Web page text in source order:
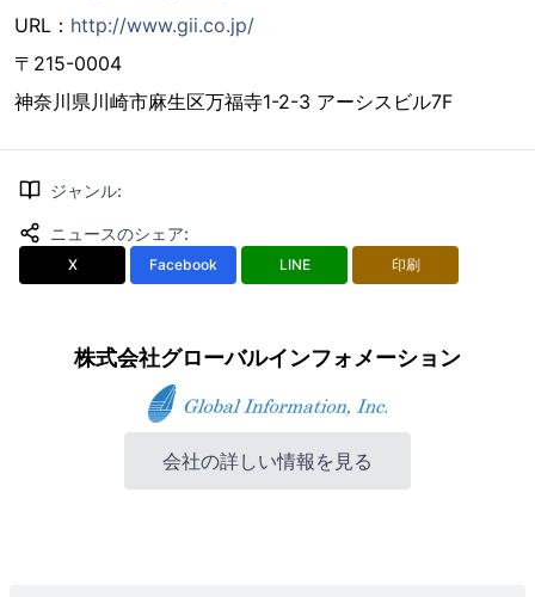
URL： http://www.gii.co.jp/
〒215-0004
神奈川県川崎市麻生区万福寺1-2-3 アーシスビル7F
ジャンル:
ニュースのシェア:
X Facebook LINE 印刷
株式会社グローバルインフォメーション
会社の詳しい情報を見る